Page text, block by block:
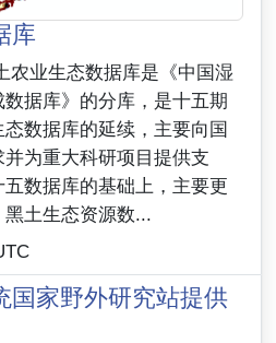
库
农业生态数据库是《中国湿
据库》的分库，是十五期
数据库的延续，主要向国
为重大科研项目提供支
数据库的基础上，主要更
土生态资源数...
国家野外研究站提供